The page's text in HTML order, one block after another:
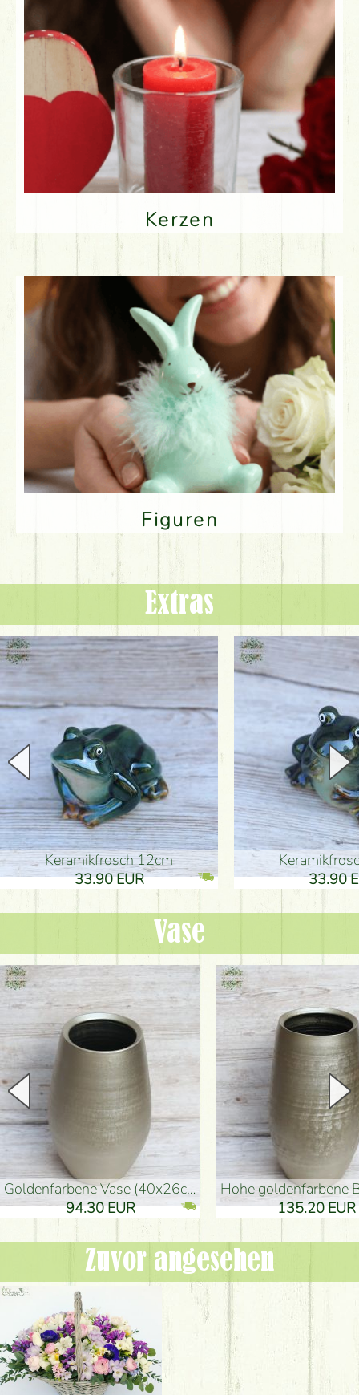
Kerzen
Figuren
Extras
Keramikfrosch 12cm
33.90 EUR
33.90
Vase
goldenfarbene Vase (40x26cm)
94.30 EUR
hohe goldenfarbene
135.20 EUR
Zuvor angesehen